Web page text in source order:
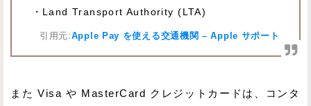
・Land Transport Authority (LTA)
引用元:Apple Pay を使える交通機関 – Apple サポート
また Visa や MasterCard クレジットカードは、コンタ